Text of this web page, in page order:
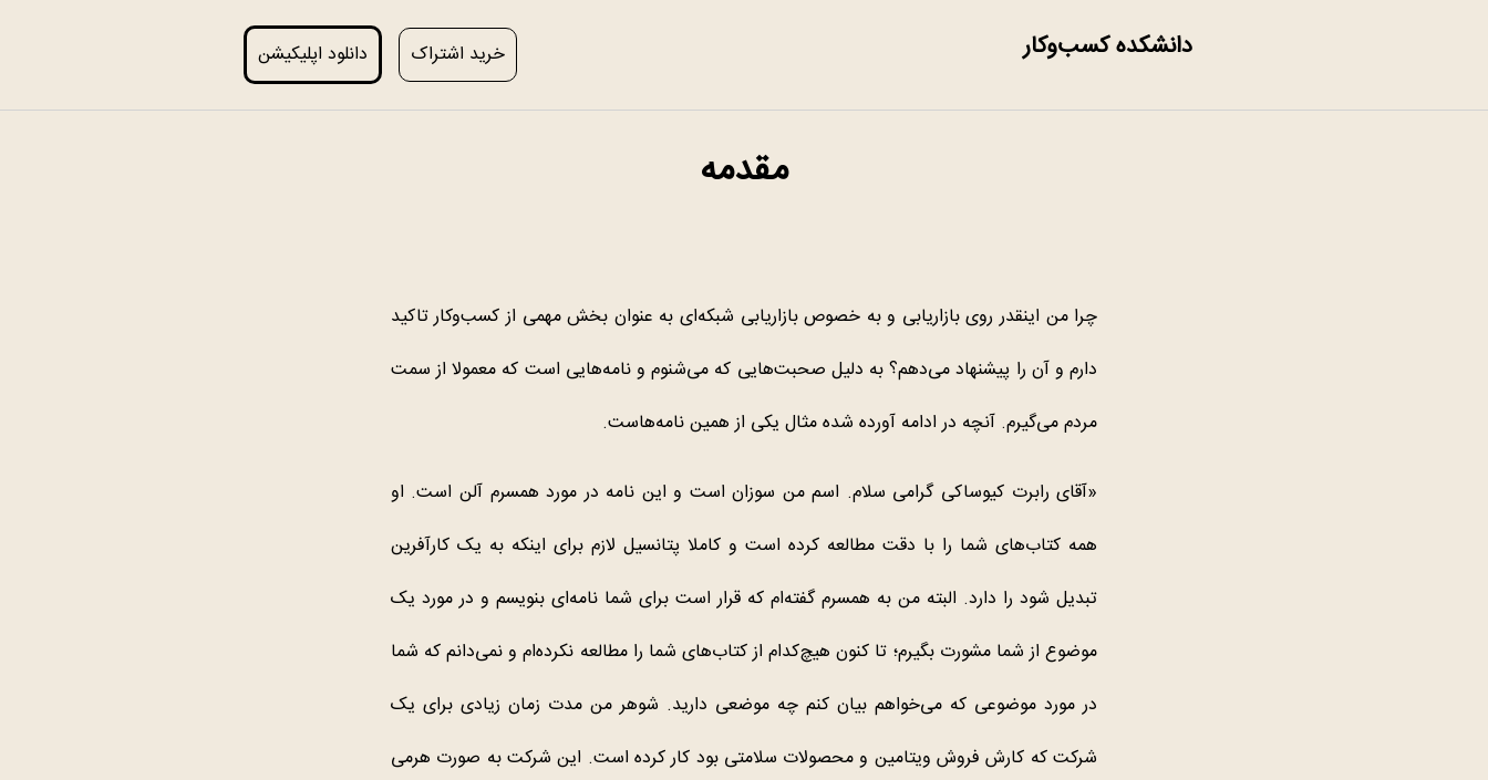
دانشکده کسب‌وکار خرید اشتراک دانلود اپلیکیشن
مقدمه
چرا من اینقدر روی بازاریابی و به خصوص بازاریابی شبکه‌ای به عنوان بخش مهمی از کسب‌وکار تاکید
دارم و آن را پیشنهاد می‌دهم؟ به دلیل صحبت‌هایی که می‌شنوم و نامه‌هایی است که معمولا از سمت
مردم می‌گیرم. آنچه در ادامه آورده شده مثال یکی از همین نامه‌هاست.
«آقای رابرت کیوساکی گرامی سلام. اسم من سوزان است و این نامه در مورد همسرم آلن است. او
همه کتاب‌های شما را با دقت مطالعه کرده است و کاملا پتانسیل لازم برای اینکه به یک کارآفرین
تبدیل شود را دارد. البته من به همسرم گفته‌ام که قرار است برای شما نامه‌ای بنویسم و در مورد یک
موضوع از شما مشورت بگیرم؛ تا کنون هیچ‌کدام از کتاب‌های شما را مطالعه نکرده‌ام و نمی‌دانم که شما
در مورد موضوعی که می‌خواهم بیان کنم چه موضعی دارید. شوهر من مدت زمان زیادی برای یک
شرکت که کارش فروش ویتامین و محصولات سلامتی بود کار کرده است. این شرکت به صورت هرمی